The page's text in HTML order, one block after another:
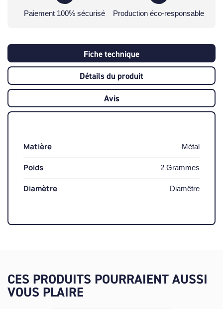
Paiement 100% sécurisé Production éco-responsable
Fiche technique
Détails du produit
Avis
Matière Métal
Poids 2 Grammes
Diamètre Diamêtre
CES PRODUITS POURRAIENT AUSSI
VOUS PLAIRE